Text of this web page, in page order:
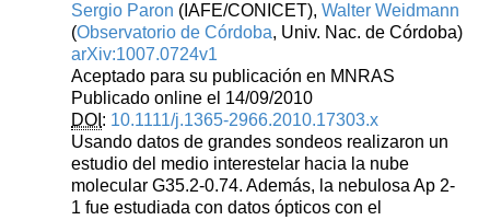
Sergio Paron (IAFE/CONICET), Walter Weidmann
(Observatorio de Córdoba, Univ. Nac. de Córdoba)
arXiv:1007.0724v1
Aceptado para su publicación en MNRAS
Publicado online el 14/09/2010
DOI : 10.1111/j.1365-2966.2010.17303.x
Usando datos de grandes sondeos realizaron un
estudio del medio interestelar hacia la nube
molecular G35.2-0.74. Además, la nebulosa Ap 2-
1 fue estudiada con datos ópticos con el